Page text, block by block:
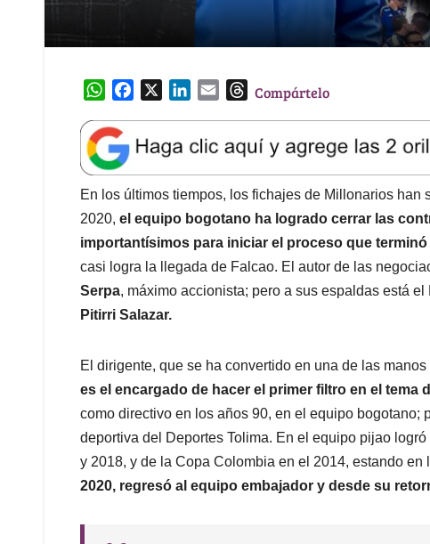
W
a
t
s
A
p
p
e
b
o
o
k
k
e
d
I
n
l
T
e
a
d
s
Compártelo
En los últimos tiempos, los fichajes de Millonarios han
2020, el equipo bogotano ha logrado cerrar las
importantísimos para iniciar el proceso que
casi logra la llegada de Falcao. El autor de las
Serpa, máximo accionista; pero a sus espaldas está
Pitirri Salazar.
El dirigente, que se ha convertido en una de las
es el encargado de hacer el primer filtro en el tema
como directivo en los años 90, en el equipo bogotano;
deportiva del Deportes Tolima. En el equipo pijao
y 2018, y de la Copa Colombia en el 2014, estando en
2020, regresó al equipo embajador y desde su